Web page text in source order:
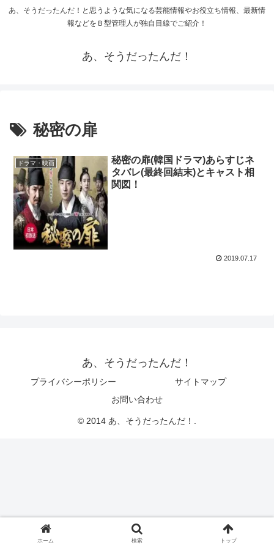
あ、そうだったんだ！と思うような気になる芸能情報やお役立ち情報、最新情
報などをＢ型管理人が独自目線でご紹介！
あ、そうだったんだ！
秘密の扉
ドラマ・映画
秘密の扉(韓国ドラマ)あらすじネ
タバレ(最終回結末)とキャスト相
関図！
2019.07.17
あ、そうだったんだ！
プライバシーポリシー
サイトマップ
お問い合わせ
© 2014 あ、そうだったんだ！.
ホーム 検索 トップ